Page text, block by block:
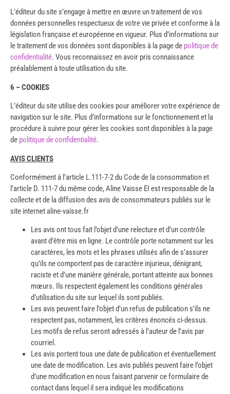
L’éditeur du site s’engage à mettre en œuvre un traitement de vos
données personnelles respectueux de votre vie privée et conforme à la
législation française et européenne en vigueur. Plus d’informations sur
le traitement de vos données sont disponibles à la page de politique de
confidentialité. Vous reconnaissez en avoir pris connaissance
préalablement à toute utilisation du site.
6 – COOKIES
L’éditeur du site utilise des cookies pour améliorer votre expérience de
navigation sur le site. Plus d’informations sur le fonctionnement et la
procédure à suivre pour gérer les cookies sont disponibles à la page
de politique de confidentialité.
AVIS CLIENTS
Conformément à l’article L.111-7-2 du Code de la consommation et
l’article D. 111-7 du même code, Aline Vaisse EI est responsable de la
collecte et de la diffusion des avis de consommateurs publiés sur le
site internet aline-vaisse.fr
Les avis ont tous fait l’objet d’une relecture et d’un contrôle
avant d’être mis en ligne. Le contrôle porte notamment sur les
caractères, les mots et les phrases utilisés afin de s’assurer
qu’ils ne comportent pas de caractère injurieux, dénigrant,
raciste et d’une manière générale, portant atteinte aux bonnes
mœurs. Ils respectent également les conditions générales
d’utilisation du site sur lequel ils sont publiés.
Les avis peuvent faire l’objet d’un refus de publication s’ils ne
respectent pas, notamment, les critères énoncés ci-dessus.
Les motifs de refus seront adressés à l’auteur de l’avis par
courriel.
Les avis portent tous une date de publication et éventuellement
une date de modification. Les avis publiés peuvent faire l’objet
d’une modification en nous faisant parvenir ce formulaire de
contact dans lequel il sera indiqué les modifications